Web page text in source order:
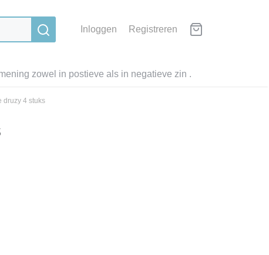
Inloggen Registreren
zowel in postieve als in negatieve zin .
druzy 4 stuks